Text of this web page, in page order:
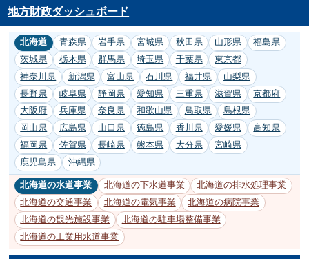
地方財政ダッシュボード
北海道 青森県 岩手県 宮城県 秋田県 山形県
福島県
茨城県
栃木県 群馬県 埼玉県 千葉県
東京都
神奈川県
新潟県 富山県 石川県 福井県
山梨県
長野県
岐阜県 静岡県 愛知県 三重県 滋賀県
京都府
大阪府
兵庫県 奈良県 和歌山県 鳥取県
島根県
岡山県
広島県 山口県 徳島県 香川県 愛媛県
高知県
福岡県
佐賀県 長崎県 熊本県 大分県
宮崎県
鹿児島県
沖縄県
北海道の水道事業 北海道の下水道事業
北海道の排水処理事業
北海道の交通事業
北海道の電気事業
北海道の病院事業
北海道の観光施設事業
北海道の駐車場整備事業
北海道の工業用水道事業